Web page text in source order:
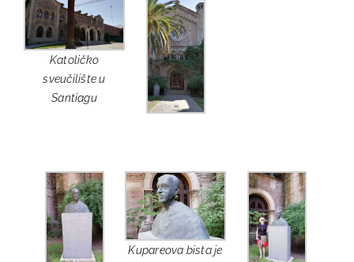
Katoličko
sveučilište u
Santiagu
Kupareova bista je